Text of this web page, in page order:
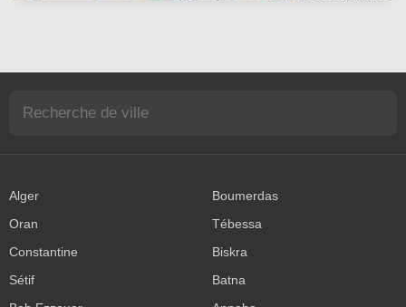
Alger
Boumerdas
Oran
Tébessa
Constantine
Biskra
Sétif
Batna